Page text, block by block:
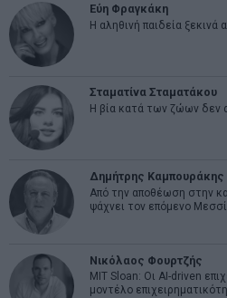
Εύη Φραγκάκη
Η αληθινή παιδεία ξεκινά
Σταματίνα Σταματάκου
Η βία κατά των ζώων δεν
Δημήτρης Καμπουράκης
Από την αποθέωση στην
ψάχνει τον επόμενο
Νικόλαος Φουρτζής
MIT Sloan: Οι AI-driven
μοντέλο